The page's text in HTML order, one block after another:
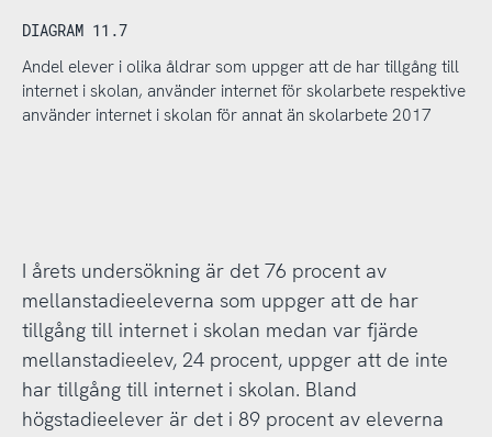
DIAGRAM 11.7
Andel elever i olika åldrar som uppger att de har tillgång till
internet i skolan, använder internet för skolarbete respektive
använder internet i skolan för annat än skolarbete 2017
I årets undersökning är det 76 procent av
mellanstadieeleverna som uppger att de har
tillgång till internet i skolan medan var fjärde
mellanstadieelev, 24 procent, uppger att de inte
har tillgång till internet i skolan. Bland
högstadieelever är det i 89 procent av eleverna